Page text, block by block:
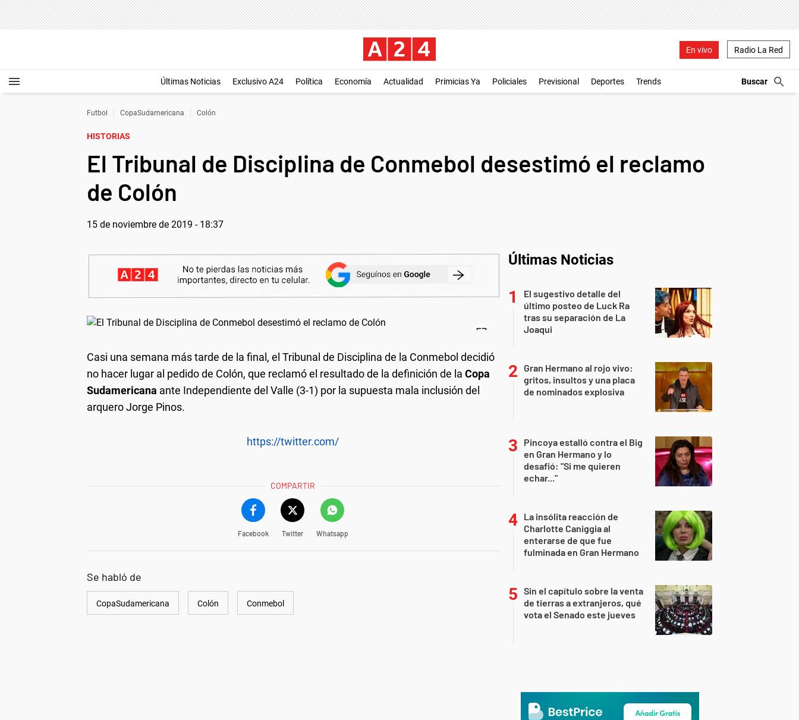
En vivo Radio La Red
Últimas Noticias Exclusivo A24 Política Economía Actualidad Primicias Ya Policiales Previsional Deportes Trends
Futbol CopaSudamericana Colón
HISTORIAS
El Tribunal de Disciplina de Conmebol desestimó el reclamo
de Colón
15 de noviembre de 2019 - 18:37
Casi una semana más tarde de la final, el Tribunal de Disciplina de la Conmebol decidió
no hacer lugar al pedido de Colón, que reclamó el resultado de la definición de la Copa
Sudamericana ante Independiente del Valle (3-1) por la supuesta mala inclusión del
arquero Jorge Pinos.
https://twitter.com/
COMPARTIR
Facebook Twitter Whatsapp
Se habló de
CopaSudamericana Colón Conmebol
Últimas Noticias
El sugestivo detalle del
último posteo de Luck Ra
tras su separación de La
Joaqui
Gran Hermano al rojo vivo:
gritos, insultos y una placa
de nominados explosiva
Pincoya estalló contra el Big
en Gran Hermano y lo
desafió: "Si me quieren
echar..."
La insólita reacción de
Charlotte Caniggia al
enterarse de que fue
fulminada en Gran Hermano
Sin el capítulo sobre la venta
de tierras a extranjeros, qué
vota el Senado este jueves